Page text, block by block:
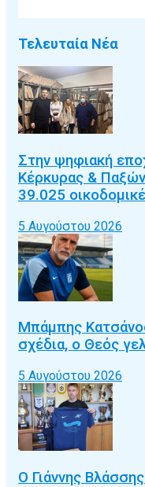
Τελευταία Νέα
Στην ψηφιακή
Κέρκυρας &
39.025
5 Αυγούστου 2026
Μπάμπης
σχέδια, ο Θεός
5 Αυγούστου 2026
Ο Γιάννης